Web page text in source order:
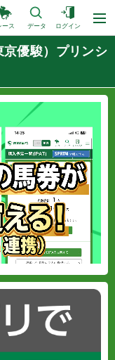
ース データ ログイン
京優駿）プリンシ